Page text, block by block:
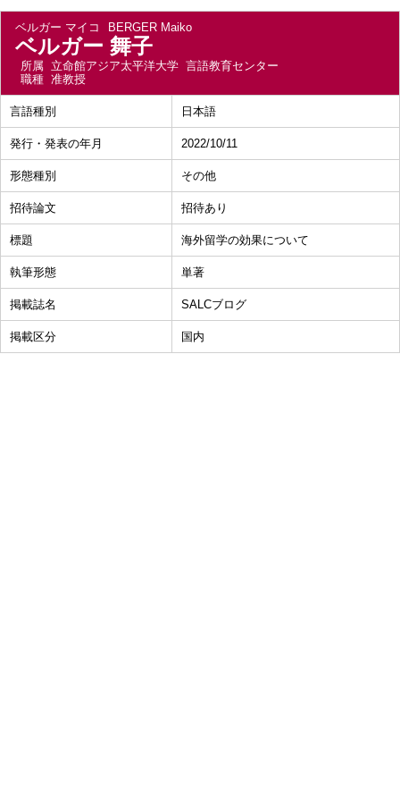
ベルガー マイコ BERGER Maiko
ベルガー 舞子
所属 立命館アジア太平洋大学 言語教育センター
職種 准教授
言語種別 日本語
発行・発表の年月 2022/10/11
形態種別 その他
招待論文 招待あり
標題 海外留学の効果について
執筆形態 単著
掲載誌名 SALCブログ
掲載区分 国内